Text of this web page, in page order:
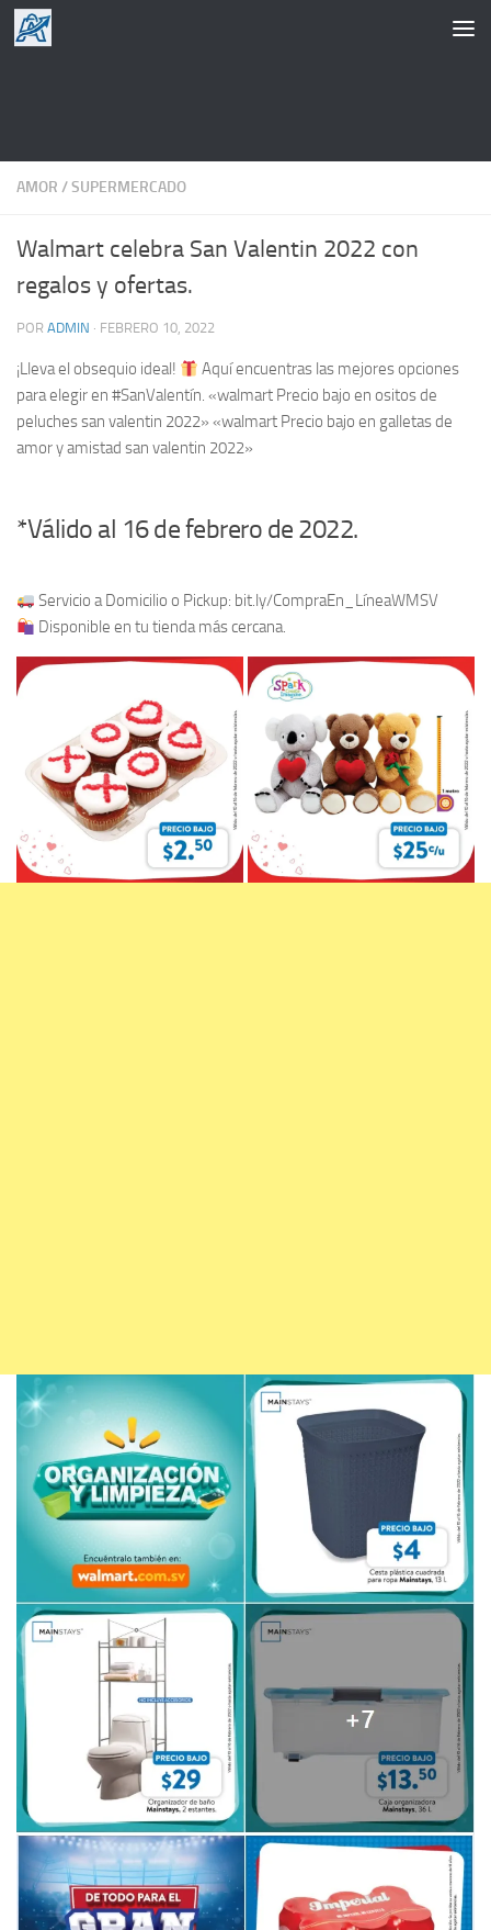
Saltar al contenido
AMOR /SUPERMERCADO
Walmart celebra San Valentin 2022 con
regalos y ofertas.
POR ADMIN · FEBRERO 10, 2022
¡Lleva el obsequio ideal!
Aquí encuentras las mejores opciones
para elegir en #SanValentín. «walmart Precio bajo en ositos de
peluches san valentin 2022» «walmart Precio bajo en galletas de
amor y amistad san valentin 2022»
*Válido al 16 de febrero de 2022.
Servicio a Domicilio o Pickup: bit.ly/CompraEn_LíneaWMSV
Disponible en tu tienda más cercana.